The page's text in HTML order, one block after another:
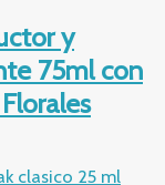
y
75ml con